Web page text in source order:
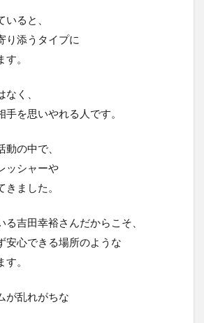
ると、
り添うタイプに
。
く、
手を思いやれる人です。
の中で、
ッシャーや
ました。
る吉田幸裕さんだからこそ、
安心できる場所のような
。
が乱れがちな